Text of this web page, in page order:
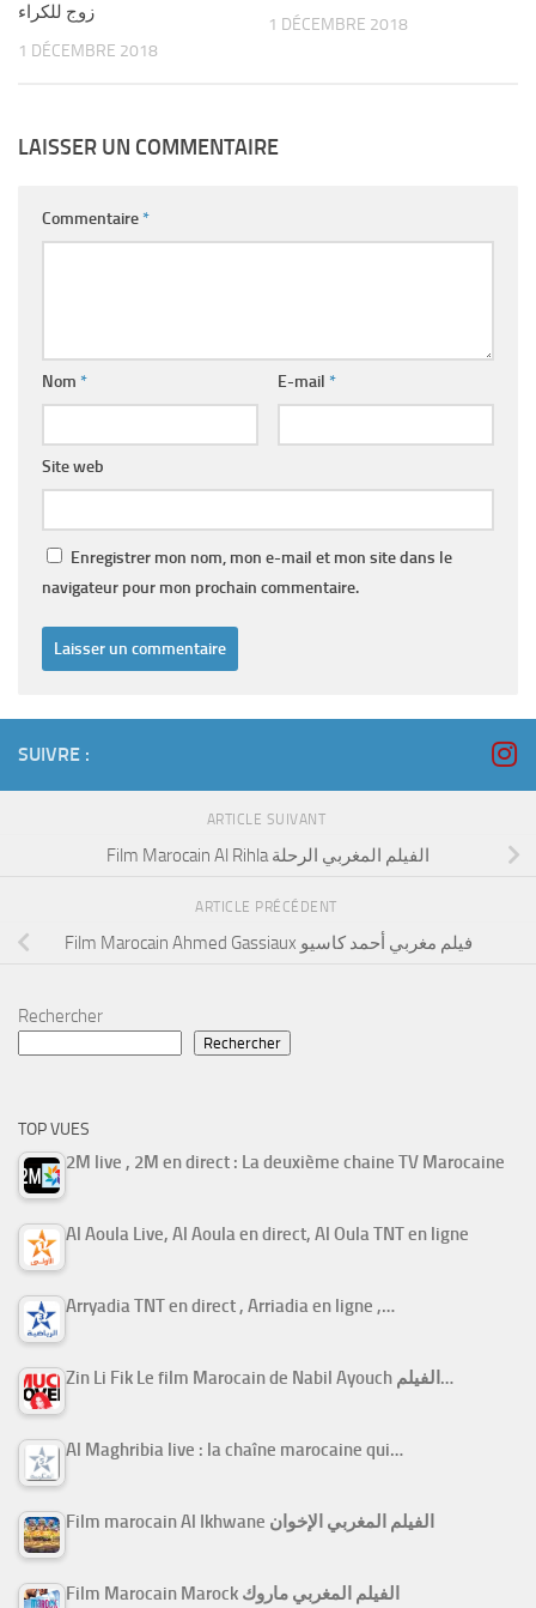
زوج للكراء
1 DÉCEMBRE 2018
1 DÉCEMBRE 2018
LAISSER UN COMMENTAIRE
Commentaire*
Nom * E-mail *
Site web
Enregistrer mon nom, mon e-mail et mon site dans le
navigateur pour mon prochain commentaire.
SUIVRE :
ARTICLE SUIVANT
Film Marocain Al Rihla الفيلم المغربي الرحلة
ARTICLE PRÉCÉDENT
Film Marocain Ahmed Gassiaux فيلم مغربي أحمد كاسيو
Rechercher
Rechercher
TOP VUES
2M live , 2M en direct : La deuxième chaine TV Marocaine
Al Aoula Live, Al Aoula en direct, Al Oula TNT en ligne
Arryadia TNT en direct , Arriadia en ligne ,…
Zin Li Fik Le film Marocain de Nabil Ayouch الفيلم…
Al Maghribia live : la chaîne marocaine qui…
Film marocain Al Ikhwane الفيلم المغربي الإخوان
Film Marocain Marock الفيلم المغربي ماروك